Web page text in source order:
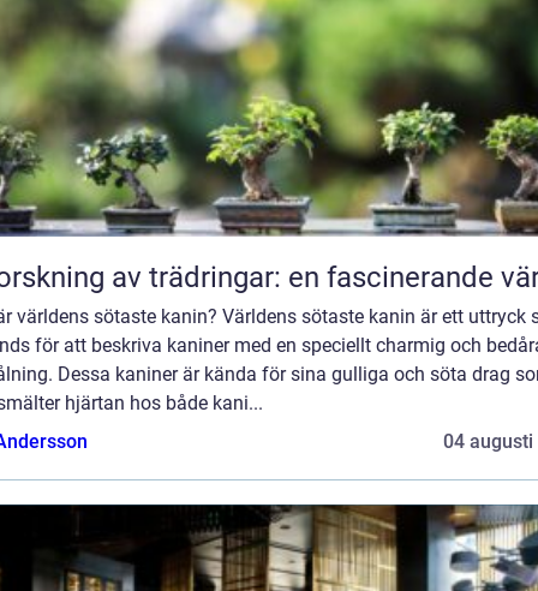
av trädringar: en fascinerande
världens sötaste kanin? Världens sötaste kanin är ett uttryck
för att beskriva kaniner med en speciellt charmig och
Dessa kaniner är kända för sina gulliga och söta drag
hjärtan hos både kani...
04 augusti